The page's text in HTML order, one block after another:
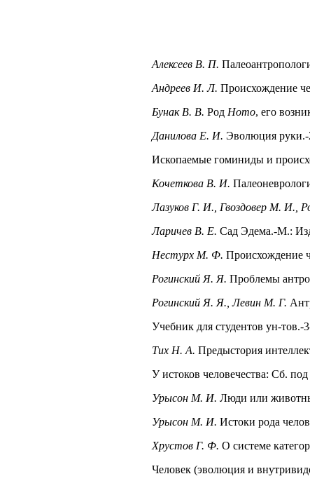
Алексеев В. П.
Андреев И. Л. Происхождение
Бунак В. В. Род Homo, его
Данилова Е. И. Эволюция руки.-
Ископаемые гоминиды и
Кочеткова В. И.
Лазуков Г. И., Гвоздовер М. И.,
Ларичев В. Е. Сад Эдема.-М.:
Нестурх М. Ф. Происхождение
Рогинский Я. Я. Проблемы
Рогинский Я. Я., Левин М. Г.
Учебник для студентов ун-
Тих Н. А. Предыстория
У истоков человечества: Сб.
Урысон М. И. Люди или
Урысон М. И. Истоки рода
Хрустов Г. Ф. О системе
Человек (эволюция и